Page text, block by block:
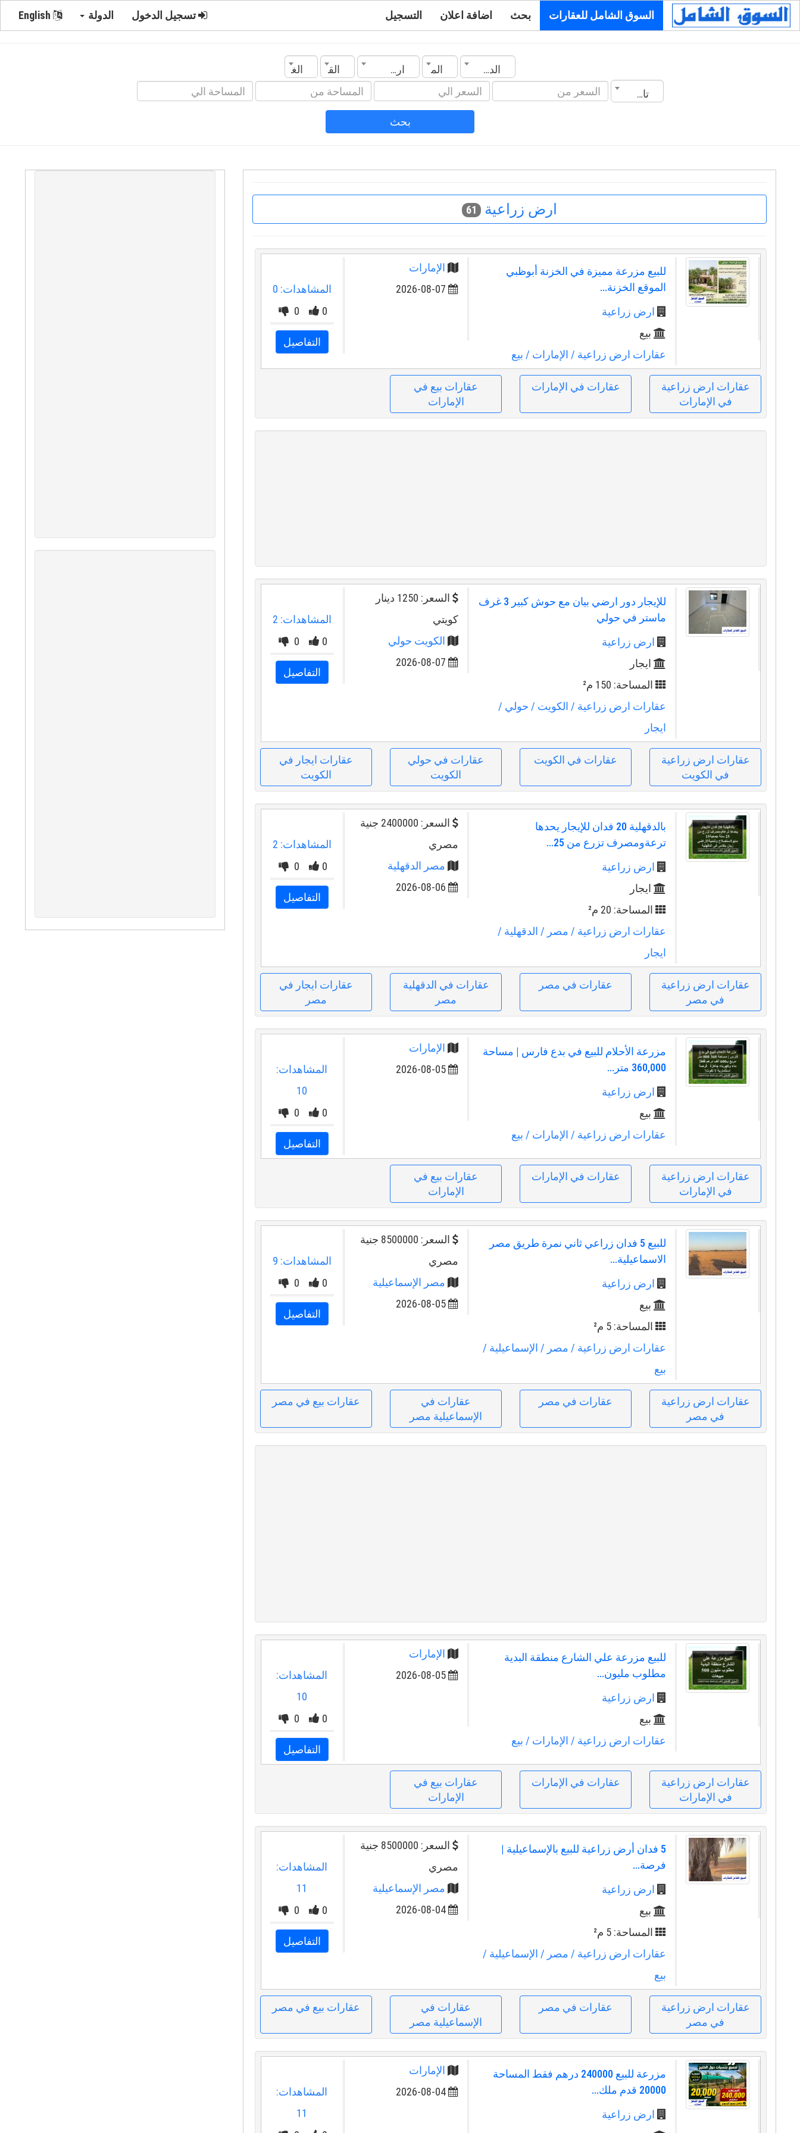
السوق الشامل للعقارات بحث اضافة اعلان التسجيل تسجيل الدخول الدولة
الدولة المدينة ارض زراعية القسم
الغرف
تاريخ الانشاء
بحث
ارض زراعية 61
للبيع مزرعة مميزة في الخزنة أبوظبي
الموقع الخزنة...
ارض زراعية
بيع
عقارات ارض زراعية / الإمارات / بيع
الإمارات
2026-08-07
المشاهدات: 0
0
0
التفاصيل
عقارات ارض زراعية
في الإمارات
عقارات في الإمارات
عقارات بيع في
الإمارات
للإيجار دور ارضي بيان مع حوش كبير 3 غرف
ماستر في حولي
ارض زراعية
ايجار
المساحة: 150 م²
عقارات ارض زراعية / الكويت / حولي /
ايجار
السعر: 1250 دينار
كويتي
الكويت حولي
2026-08-07
المشاهدات: 2
0
0
التفاصيل
عقارات ارض زراعية
في الكويت
عقارات في الكويت
عقارات في حولي
الكويت
عقارات ايجار في
الكويت
بالدقهلية 20 فدان للإيجار يحدها
ترعةومصرف تزرع من 25...
ارض زراعية
ايجار
المساحة: 20 م²
عقارات ارض زراعية / مصر / الدقهلية /
ايجار
السعر: 2400000 جنية
مصري
مصر الدقهلية
2026-08-06
المشاهدات: 2
0
0
التفاصيل
عقارات ارض زراعية
في مصر
عقارات في مصر
عقارات في الدقهلية
مصر
عقارات ايجار في
مصر
مزرعة الأحلام للبيع في بدع فارس | مساحة
360,000 متر...
ارض زراعية
بيع
عقارات ارض زراعية / الإمارات / بيع
الإمارات
2026-08-05
المشاهدات:
10
0
0
التفاصيل
عقارات ارض زراعية
في الإمارات
عقارات في الإمارات
عقارات بيع في
الإمارات
للبيع 5 فدان زراعي ثاني نمرة طريق مصر
الاسماعيلية...
ارض زراعية
بيع
المساحة: 5 م²
عقارات ارض زراعية / مصر / الإسماعيلية /
بيع
السعر: 8500000 جنية
مصري
مصر الإسماعيلية
2026-08-05
المشاهدات: 9
0
0
التفاصيل
عقارات ارض زراعية
في مصر
عقارات في مصر
عقارات في
الإسماعيلية مصر
عقارات بيع في مصر
للبيع مزرعة علي الشارع منطقة البدية
مطلوب مليون...
ارض زراعية
بيع
عقارات ارض زراعية / الإمارات / بيع
الإمارات
2026-08-05
المشاهدات:
10
0
0
التفاصيل
عقارات ارض زراعية
في الإمارات
عقارات في الإمارات
عقارات بيع في
الإمارات
5 فدان أرض زراعية للبيع بالإسماعيلية |
فرصة...
ارض زراعية
بيع
المساحة: 5 م²
عقارات ارض زراعية / مصر / الإسماعيلية /
بيع
السعر: 8500000 جنية
مصري
مصر الإسماعيلية
2026-08-04
المشاهدات:
11
0
0
التفاصيل
عقارات ارض زراعية
في مصر
عقارات في مصر
عقارات في
الإسماعيلية مصر
عقارات بيع في مصر
مزرعة للبيع 240000 درهم فقط المساحة
20000 قدم ملك...
ارض زراعية
الإمارات
2026-08-04
المشاهدات:
11